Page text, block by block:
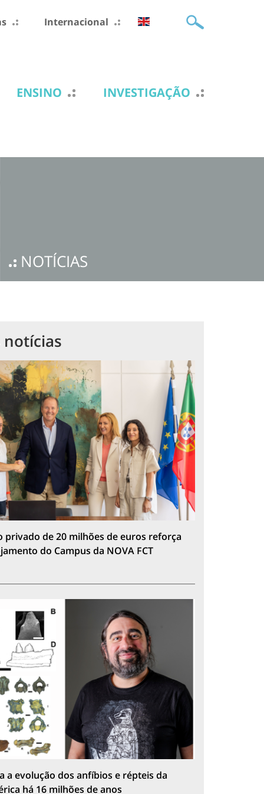
Internacional
ENSINO INVESTIGAÇÃO
NOTÍCIAS
privado de 20 milhões de euros reforça
do Campus da NOVA FCT
a evolução dos anfíbios e répteis da
há 16 milhões de anos